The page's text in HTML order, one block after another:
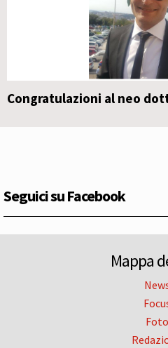
Congratulazioni al neo
Seguici su Facebook
Mappa
Foto